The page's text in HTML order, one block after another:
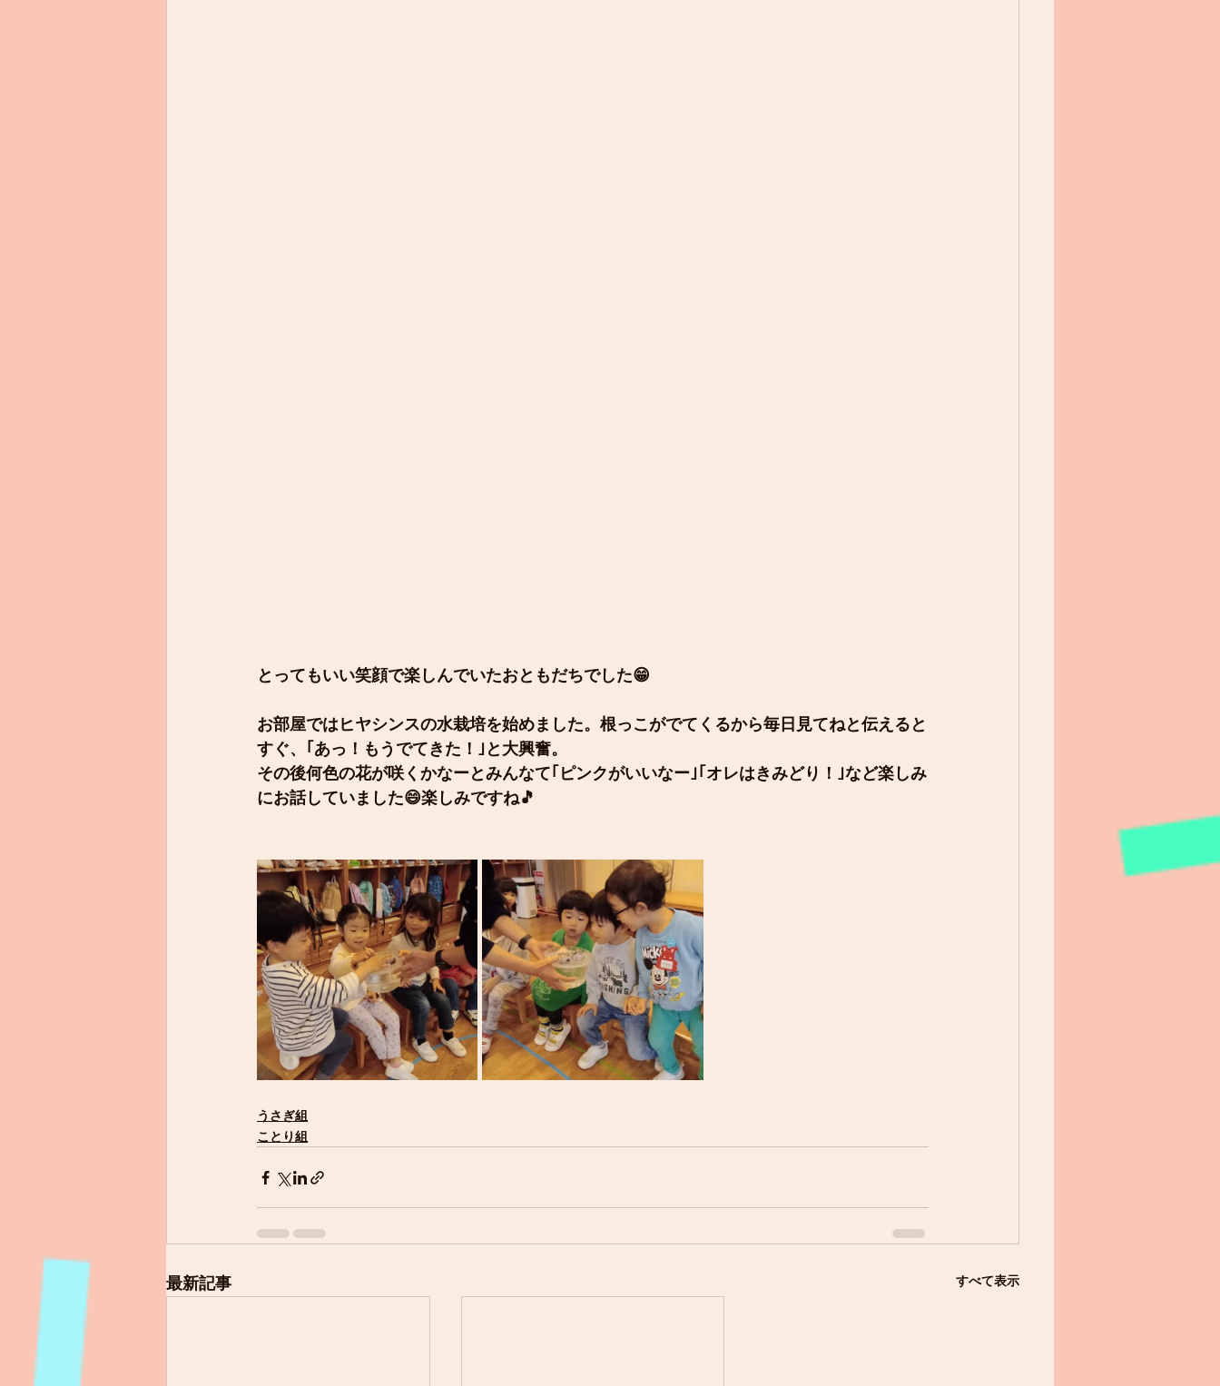
とってもいい笑顔で楽しんでいたおともだちでした😁
お部屋ではヒヤシンスの水栽培を始めました。根っこがでてくるから毎日見てねと伝えると
すぐ、｢あっ！もうでてきた！｣と大興奮。
その後何色の花が咲くかなーとみんなて｢ピンクがいいなー｣｢オレはきみどり！｣など楽しみ
にお話していました😄楽しみですね🎵
うさぎ組
ことり組
最新記事 すべて表示